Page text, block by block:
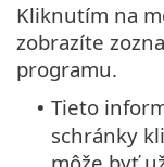
Kliknutím na
zobrazíte
programu.
• Tieto
schránky